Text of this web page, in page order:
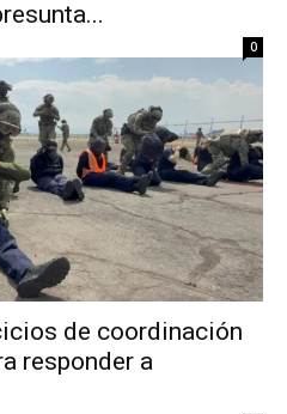
0
de coordinación
responder a